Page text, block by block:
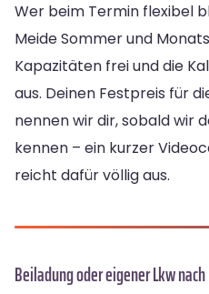
Wer beim Termin flexibel
Meide Sommer und
Kapazitäten frei und die
aus. Deinen Festpreis für
nennen wir dir, sobald wir
kennen – ein kurzer
reicht dafür völlig aus.
Beiladung oder eigener Lkw